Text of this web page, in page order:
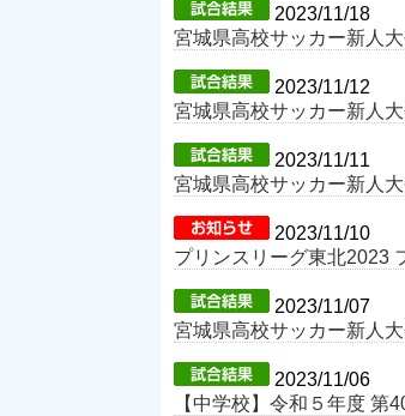
2023/11/18
宮城県高校サッカー新人
2023/11/12
宮城県高校サッカー新人
2023/11/11
宮城県高校サッカー新人
2023/11/10
プリンスリーグ東北2023
2023/11/07
宮城県高校サッカー新
2023/11/06
【中学校】令和５年度